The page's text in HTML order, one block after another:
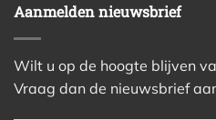
Aanmelden nieuwsbrief
Wilt u op de hoogte blijven
Vraag dan de nieuwsbrief